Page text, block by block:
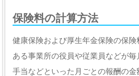
保険料の計算方法
健康保険および厚生年金保険の保
ある事業所の役員や従業員などが
手当などといった月ごとの報酬の金